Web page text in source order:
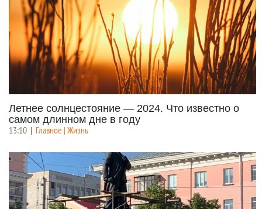
Летнее солнцестояние — 2024. Что известно о
самом длинном дне в году
13:10 | Главное | Жизнь